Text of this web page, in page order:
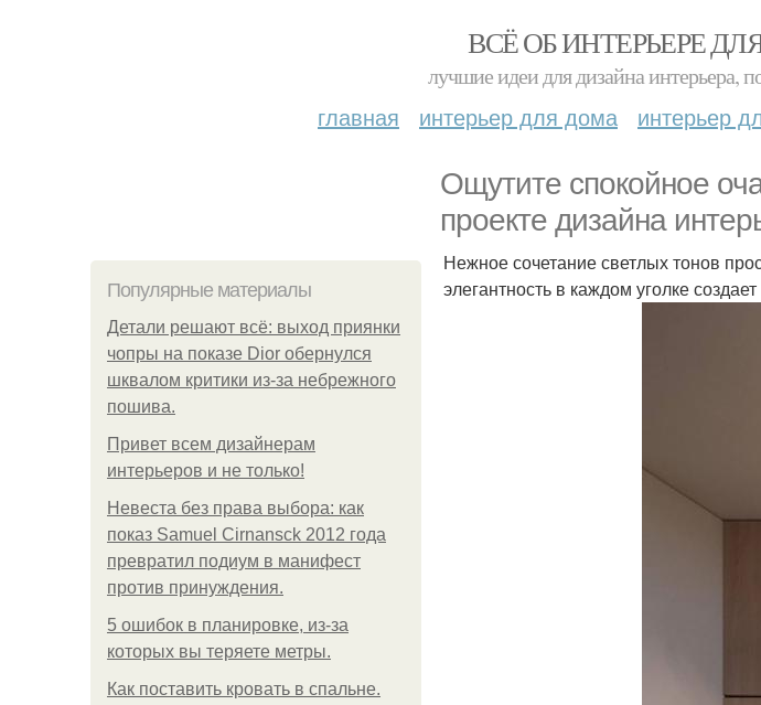
ВСЁ ОБ ИНТЕРЬЕРЕ
лучшие идеи для дизайна интерьера,
главная интерьер для дома интерьер
Ощутите спокойное
проекте дизайна
Популярные материалы
Детали решают всё: выход приянки
чопры на показе Dior обернулся
шквалом критики из-за небрежного
пошива.
Привет всем дизайнерам
интерьеров и не только!
Невеста без права выбора: как
показ Samuel Cirnansck 2012 года
превратил подиум в манифест
против принуждения.
5 ошибок в планировке, из-за
которых вы теряете метры.
Как поставить кровать в спальне.
Нежное сочетание светлых тонов
элегантность в каждом уголке